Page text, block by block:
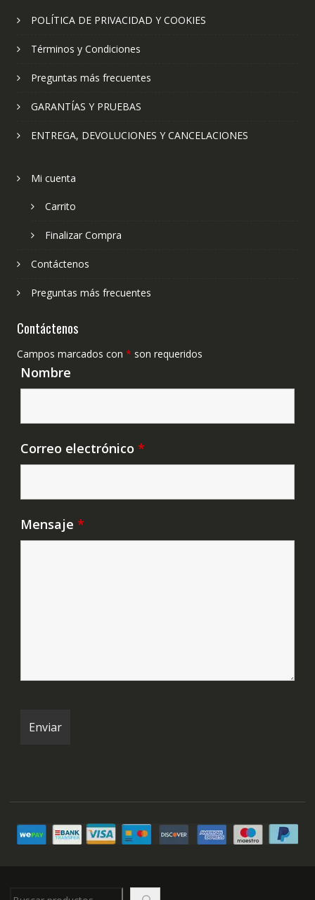
POLÍTICA DE PRIVACIDAD Y COOKIES
Términos y Condiciones
Preguntas más frecuentes
GARANTÍAS Y PRUEBAS
ENTREGA, DEVOLUCIONES Y CANCELACIONES
Mi cuenta
Carrito
Finalizar Compra
Contáctenos
Preguntas más frecuentes
Contáctenos
Campos marcados con * son requeridos
Nombre
Correo electrónico *
Mensaje *